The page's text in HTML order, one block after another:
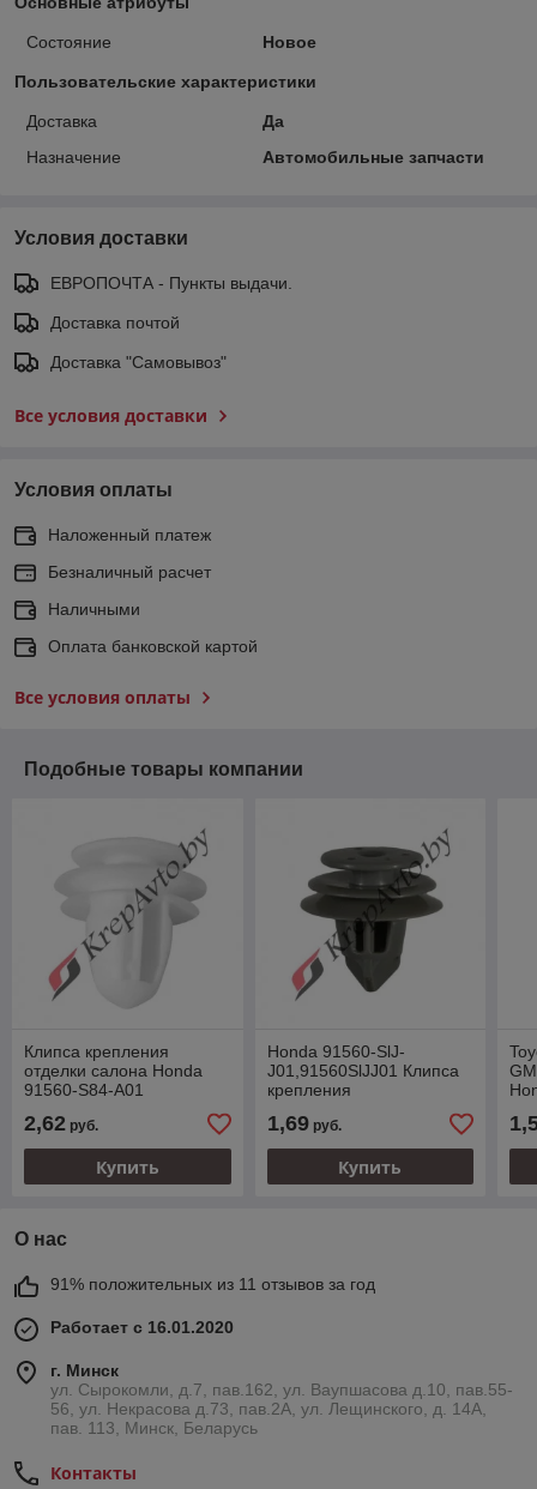
Состояние Новое
Пользовательские характеристики
Доставка
Да
Назначение
Автомобильные запчасти
Условия доставки
ЕВРОПОЧТА - Пункты выдачи.
Доставка почтой
Доставка "Самовывоз"
Все условия доставки
Условия оплаты
Наложенный платеж
Безналичный расчет
Наличными
Оплата банковской картой
Все условия оплаты
Подобные товары компании
Клипса крепления
отделки салона Honda
91560-S84-A01
2,62 руб.
Купить
Honda 91560-SlJ-
J01,91560SlJJ01 Клипса
крепления
крепления обшивки
1,69руб.
Купить
О нас
91% положительных из 11 отзывов за год
Работает с 16.01.2020
г. Минск
ул. Сырокомли, д.7, пав.162, ул. Ваупшасова д.10, пав.55-
56, ул. Некрасова д.73, пав.2А, ул. Лещинского, д. 14А,
пав. 113, Минск, Беларусь
Контакты